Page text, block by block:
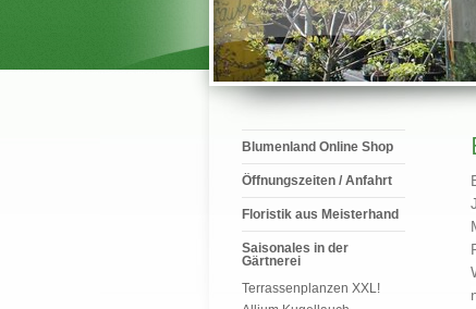
Blumenland Online Shop
Öffnungszeiten / Anfahrt
Floristik aus Meisterhand
Saisonales in der
Gärtnerei
Terrassenplanzen XXL!